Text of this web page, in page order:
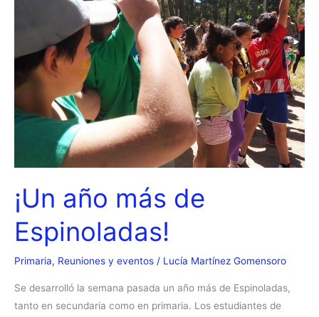
¡Un año más de
Espinoladas!
Primaria, Reuniones y eventos / Lucía Martínez Gomensoro
Se desarrolló la semana pasada un año más de Espinoladas,
tanto en secundaria como en primaria. Los estudiantes de